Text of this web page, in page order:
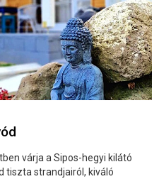
várja a Sipos-hegyi kilátó
tiszta strandjairól, kiváló